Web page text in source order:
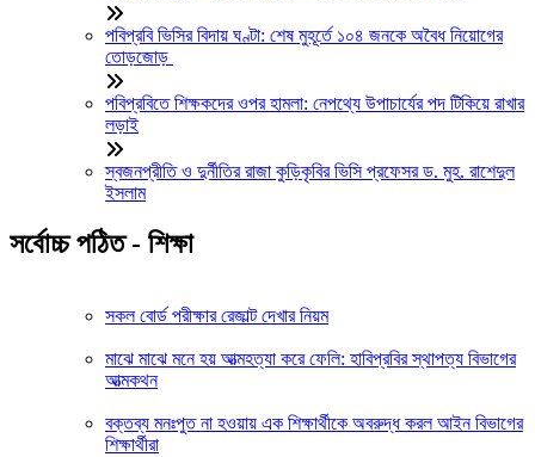
পবিপ্রবি ভিসির বিদায় ঘণ্টা: শেষ মুহূর্তে ১০৪ জনকে অবৈধ নিয়োগের
তোড়জোড়
পবিপ্রবিতে শিক্ষকদের ওপর হামলা: নেপথ্যে উপাচার্যের পদ টিকিয়ে রাখার
লড়াই
স্বজনপ্রীতি ও দুর্নীতির রাজা কুড়িকৃবির ভিসি প্রফেসর ড. মুহ. রাশেদুল
ইসলাম
সর্বোচ্চ পঠিত - শিক্ষা
সকল বোর্ড পরীক্ষার রেজাল্ট দেখার নিয়ম
মাঝে মাঝে মনে হয় আত্মহত্যা করে ফেলি: হাবিপ্রবির স্থাপত্য বিভাগের
আত্মকথন
বক্তব্য মনঃপুত না হওয়ায় এক শিক্ষার্থীকে অবরুদ্ধ করল আইন বিভাগের
শিক্ষার্থীরা